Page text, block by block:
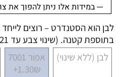
לבן הוא הסטנדרט – רוצים
בתוספת קטנה. (שינוי צבע עד 21 ימי עסקים:
לבן (ללא שינוי)
אפור 7001
1.30₪+